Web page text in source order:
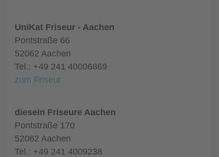
UniKat Friseur - Aachen
Pontstraße 66
52062 Aachen
Tel.: +49 241 40006869
zum Friseur
diesein Friseure Aachen
Pontstraße 170
52062 Aachen
Tel.: +49 241 4009238